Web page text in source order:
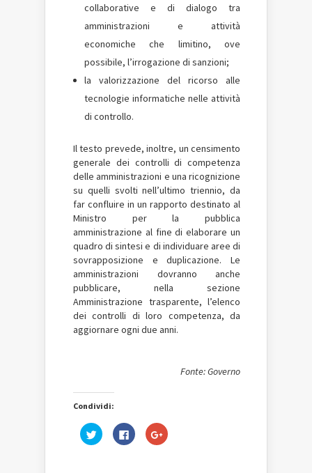
collaborative e di dialogo tra
amministrazioni e attività
economiche che limitino, ove
possibile, l’irrogazione di sanzioni;
la valorizzazione del ricorso alle
tecnologie informatiche nelle attività
di controllo.
Il testo prevede, inoltre, un censimento
generale dei controlli di competenza
delle amministrazioni e una ricognizione
su quelli svolti nell’ultimo triennio, da
far confluire in un rapporto destinato al
Ministro per la pubblica
amministrazione al fine di elaborare un
quadro di sintesi e di individuare aree di
sovrapposizione e duplicazione. Le
amministrazioni dovranno anche
pubblicare, nella sezione
Amministrazione trasparente, l’elenco
dei controlli di loro competenza, da
aggiornare ogni due anni.
Fonte: Governo
Condividi:
Fai
clic
Fai
clic
Fai
clic